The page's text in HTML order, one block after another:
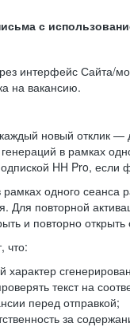
с
интерфейс Сайта/
на вакансию.
новый отклик —
в рамках
HH Pro,
одного сеанса
Для повторной
и повторно открыть
что:
текст на
перед отправкой;
за